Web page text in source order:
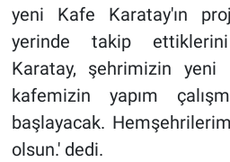
yeni Kafe Karatay'ın
yerinde takip
Karatay, şehrimizin yeni
kafemizin yapım
başlayacak.
olsun.' dedi.